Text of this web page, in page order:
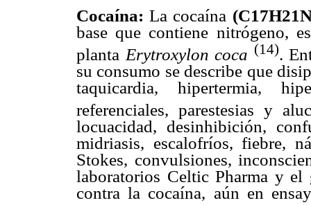
Cocaína:La cocaína
base que contiene nitrógeno,
planta Erytroxylon coca (14).
su consumo se describe que
taquicardia, hipertermia,
referenciales, parestesias y
locuacidad, desinhibición,
midriasis, escalofríos, fiebre,
Stokes, convulsiones,
laboratorios Celtic Pharma y
contra la cocaína, aún en